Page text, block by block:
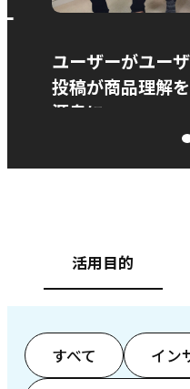
ユーザーがユー
投稿が商品理解
源泉に
活用目的
すべて イン